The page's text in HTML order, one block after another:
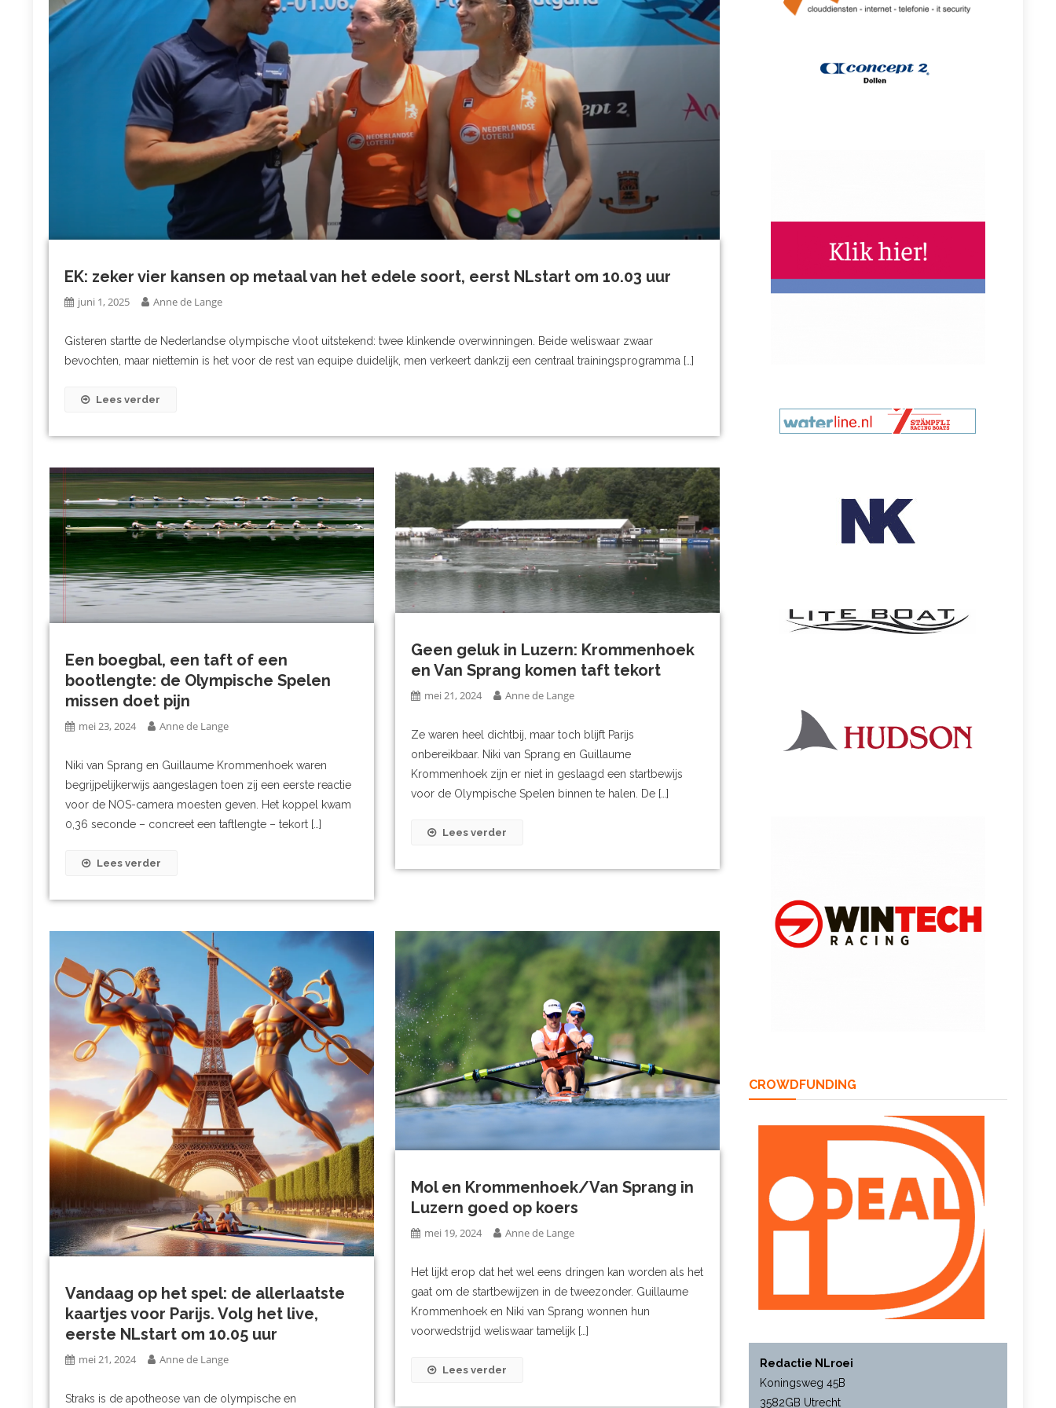
EK: zeker vier kansen op metaal van het edele soort, eerst NLstart om 10.03 uur
juni 1, 2025 Anne de Lange
Gisteren startte de Nederlandse olympische vloot uitstekend: twee klinkende overwinningen. Beide weliswaar zwaar
bevochten, maar niettemin is het voor de rest van equipe duidelijk, men verkeert dankzij een centraal trainingsprogramma […]
Lees verder
Een boegbal, een taft of een
bootlengte: de Olympische Spelen
missen doet pijn
mei 23, 2024 Anne de Lange
Niki van Sprang en Guillaume Krommenhoek waren
begrijpelijkerwijs aangeslagen toen zij een eerste reactie
voor de NOS-camera moesten geven. Het koppel kwam
0,36 seconde – concreet een taftlengte – tekort […]
Lees verder
Geen geluk in Luzern: Krommenhoek
en Van Sprang komen taft tekort
mei 21, 2024 Anne de Lange
Ze waren heel dichtbij, maar toch blijft Parijs
onbereikbaar. Niki van Sprang en Guillaume
Krommenhoek zijn er niet in geslaagd een startbewijs
voor de Olympische Spelen binnen te halen. De […]
Lees verder
Vandaag op het spel: de allerlaatste
kaartjes voor Parijs. Volg het live,
eerste NLstart om 10.05 uur
mei 21, 2024 Anne de Lange
Straks is de apotheose van de olympische en
Mol en Krommenhoek/Van Sprang in
Luzern goed op koers
mei 19, 2024 Anne de Lange
Het lijkt erop dat het wel eens dringen kan worden als het
gaat om de startbewijzen in de tweezonder. Guillaume
Krommenhoek en Niki van Sprang wonnen hun
voorwedstrijd weliswaar tamelijk […]
Lees verder
CROWDFUNDING
Redactie NLroei
Koningsweg 45B
3582GB Utrecht